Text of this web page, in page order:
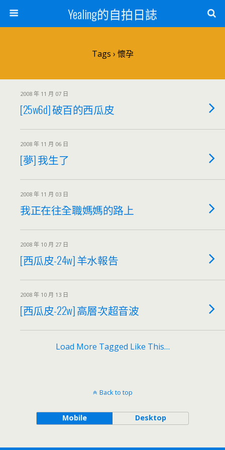
Yealing的自拍日誌
Tags › 懷孕
2008 年 11 月 07 日
[25w6d] 破百的西瓜皮
2008 年 11 月 06 日
[夢] 我生了
2008 年 11 月 03 日
我正在往全職媽媽的路上
2008 年 10 月 27 日
[西瓜皮-24w] 羊水報告
2008 年 10 月 13 日
[西瓜皮-22w] 高層次超音波
Load More Tagged Like This…
Back to top
Mobile Desktop